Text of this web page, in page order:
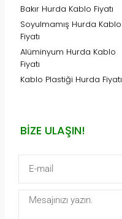
Bakır Hurda Kablo Fiyatı
Soyulmamış Hurda Kablo
Fiyatı
Alüminyum Hurda Kablo
Fiyatı
Kablo Plastiği Hurda Fiyatı
BIZE ULAŞIN!